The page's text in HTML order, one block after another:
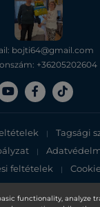
functionality, analyze
bojti64@gmail.com
+36205202604
| Tagsági
|
feltételek |
tájékoztató